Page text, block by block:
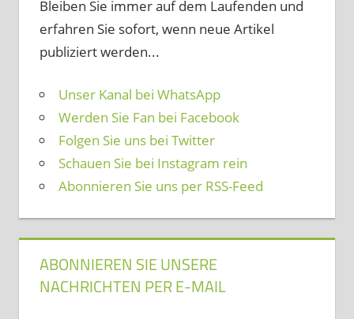
Bleiben Sie immer auf dem Laufenden und
erfahren Sie sofort, wenn neue Artikel
publiziert werden...
Unser Kanal bei WhatsApp
Werden Sie Fan bei Facebook
Folgen Sie uns bei Twitter
Schauen Sie bei Instagram rein
Abonnieren Sie uns per RSS-Feed
ABONNIEREN SIE UNSERE
NACHRICHTEN PER E-MAIL